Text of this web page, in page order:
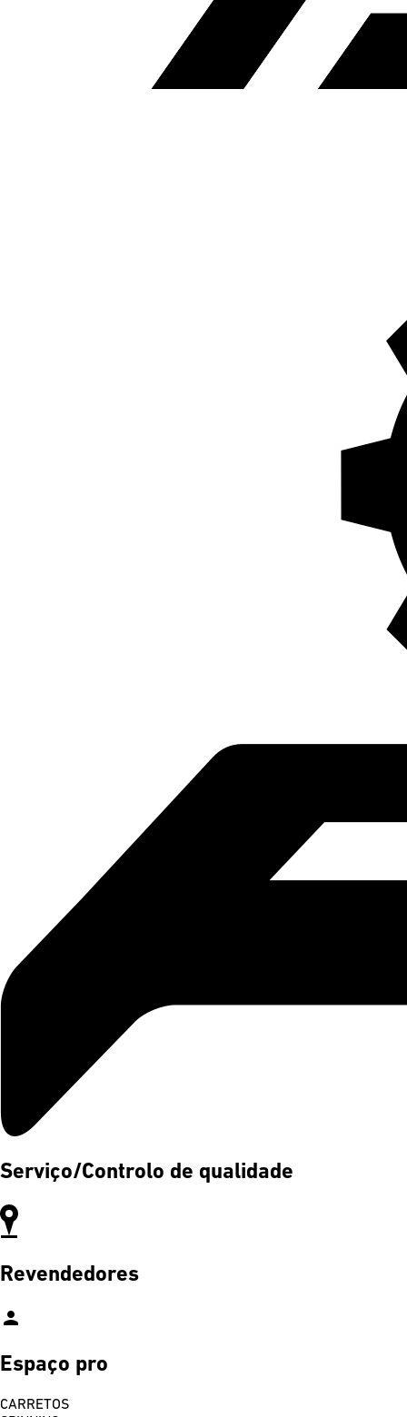
Serviço/Controlo de qualidade
Revendedores
person
Espaço pro
CARRETOS